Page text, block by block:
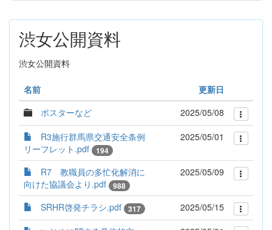
渋女公開資料
渋女公開資料
名前
更新日
ポスターなど
2025/05/08
R3施行群馬県交通安全条例
リーフレット.pdf
194
2025/05/01
R7 教職員の多忙化解消に
向けた協議会より.pdf
988
2025/05/09
SRHR啓発チラシ.pdf 317
2025/05/15